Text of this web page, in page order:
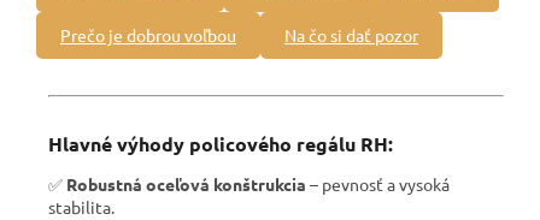
Prečo je dobrou voľbou Na čo si dať pozor
Hlavné výhody policového regálu RH:
✅ Robustná oceľová konštrukcia – pevnosť a vysoká
stabilita.